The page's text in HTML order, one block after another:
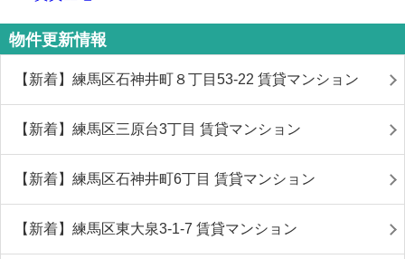
物件更新情報
【新着】練馬区石神井町８丁目53-22 賃貸マンション
【新着】練馬区三原台3丁目 賃貸マンション
【新着】練馬区石神井町6丁目 賃貸マンション
【新着】練馬区東大泉3-1-7 賃貸マンション